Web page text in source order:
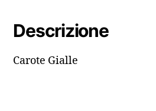
Descrizione
Carote Gialle